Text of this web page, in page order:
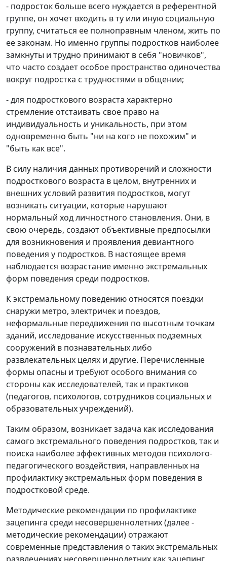
- подросток больше всего нуждается в референтной
группе, он хочет входить в ту или иную социальную
группу, считаться ее полноправным членом, жить по
ее законам. Но именно группы подростков наиболее
замкнуты и трудно принимают в себя "новичков",
что часто создает особое пространство одиночества
вокруг подростка с трудностями в общении;
- для подросткового возраста характерно
стремление отстаивать свое право на
индивидуальность и уникальность, при этом
одновременно быть "ни на кого не похожим" и
"быть как все".
В силу наличия данных противоречий и сложности
подросткового возраста в целом, внутренних и
внешних условий развития подростков, могут
возникать ситуации, которые нарушают
нормальный ход личностного становления. Они, в
свою очередь, создают объективные предпосылки
для возникновения и проявления девиантного
поведения у подростков. В настоящее время
наблюдается возрастание именно экстремальных
форм поведения среди подростков.
К экстремальному поведению относятся поездки
снаружи метро, электричек и поездов,
неформальные передвижения по высотным точкам
зданий, исследование искусственных подземных
сооружений в познавательных либо
развлекательных целях и другие. Перечисленные
формы опасны и требуют особого внимания со
стороны как исследователей, так и практиков
(педагогов, психологов, сотрудников социальных и
образовательных учреждений).
Таким образом, возникает задача как исследования
самого экстремального поведения подростков, так и
поиска наиболее эффективных методов психолого-
педагогического воздействия, направленных на
профилактику экстремальных форм поведения в
подростковой среде.
Методические рекомендации по профилактике
зацепинга среди несовершеннолетних (далее -
методические рекомендации) отражают
современные представления о таких экстремальных